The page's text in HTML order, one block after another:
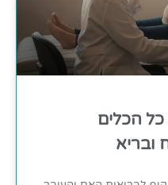
הכלים
ובריא